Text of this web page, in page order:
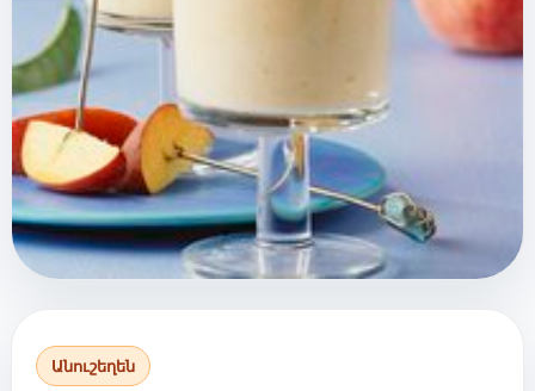
Անուշեղեն